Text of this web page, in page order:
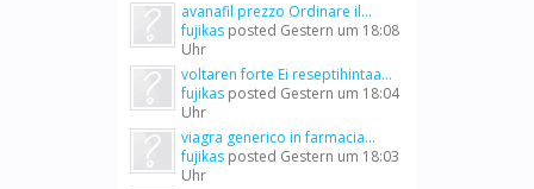
avanafil prezzo Ordinare il...
fujikas posted Gestern um 18:08
Uhr
voltaren forte Ei reseptihintaa...
fujikas posted Gestern um 18:04
Uhr
viagra generico in farmacia...
fujikas posted Gestern um 18:03
Uhr